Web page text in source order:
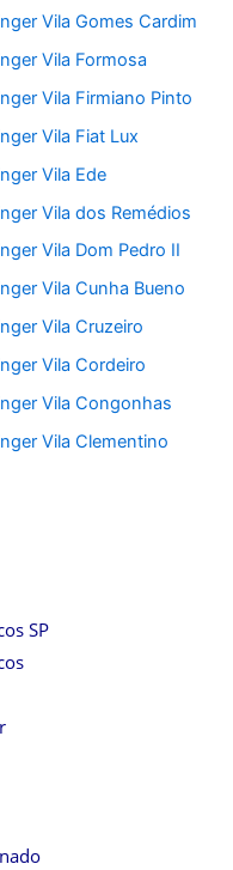
Vila Gomes Cardim
Vila Formosa
Vila Firmiano Pinto
Vila Fiat Lux
Vila Ede
Vila dos Remédios
Vila Dom Pedro II
Vila Cunha Bueno
Vila Cruzeiro
Vila Cordeiro
Vila Congonhas
Vila Clementino
SP